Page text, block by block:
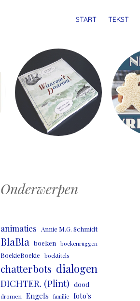
MENU
SPRINGSTART TEKST
Onderwerpen
animaties Annie M.G. Schmidt
BlaBla boeken boekenruggen
BoekieBoekie boektitels
chatterbots dialogen
DICHTER. (Plint) dood
dromen Engels familie foto's